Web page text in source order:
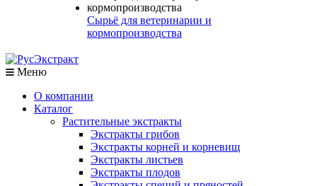
Сырьё для ветеринарии и
кормопроизводства
Меню
О компании
Каталог
Растительные экстракты
Экстракты грибов
Экстракты корней и корневищ
Экстракты листьев
Экстракты плодов